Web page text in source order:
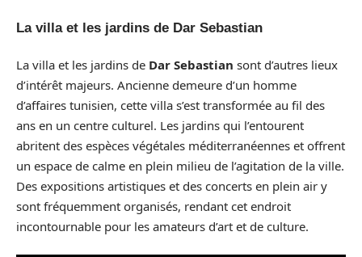
La villa et les jardins de Dar Sebastian
La villa et les jardins de Dar Sebastian sont d’autres lieux
d’intérêt majeurs. Ancienne demeure d’un homme
d’affaires tunisien, cette villa s’est transformée au fil des
ans en un centre culturel. Les jardins qui l’entourent
abritent des espèces végétales méditerranéennes et offrent
un espace de calme en plein milieu de l’agitation de la ville.
Des expositions artistiques et des concerts en plein air y
sont fréquemment organisés, rendant cet endroit
incontournable pour les amateurs d’art et de culture.